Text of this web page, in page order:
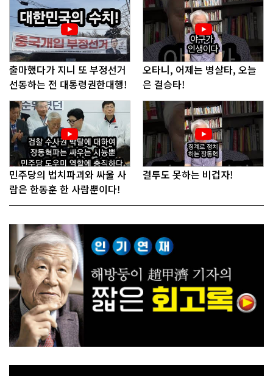
출마했다가 지니 또 부정선거
선동하는 전 대통령권한대행!
오타니, 어제는 병살타, 오늘
은 결승타!
민주당의 법치파괴와 싸울 사
람은 한동훈 한 사람뿐이다!
결투도 못하는 비겁자!